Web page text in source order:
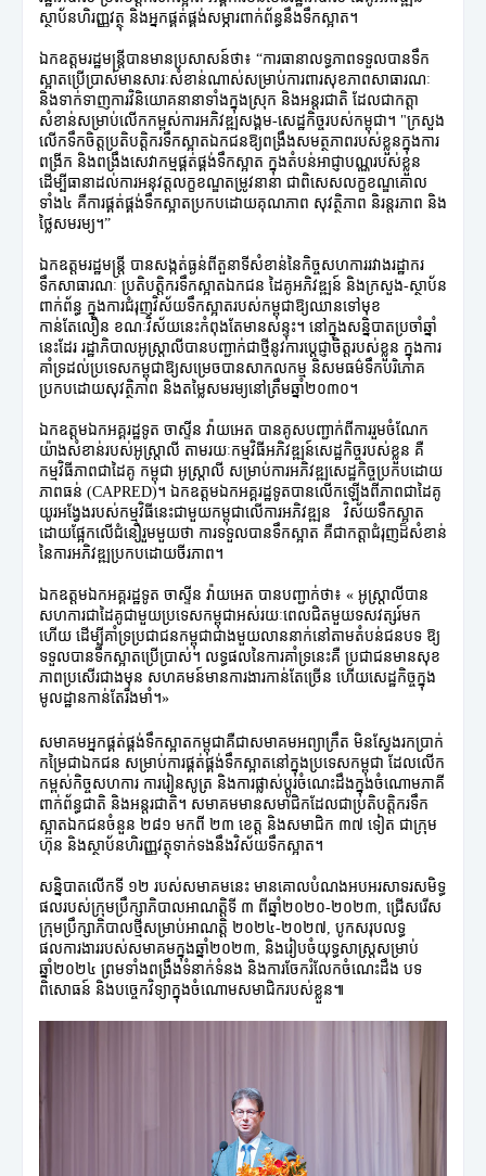
ស្ថាប័នហិរញ្ញវត្ថុ និងអ្នកផ្គត់ផ្គង់សម្ភារពាក់ព័ន្ធនឹងទឹកស្អាត។
ឯកឧត្តមរដ្ឋមន្ត្រីបានមានប្រសាសន៍ថា៖ “ការធានាលទ្ធភាពទទួលបានទឹក
ស្អាតប្រើប្រាស់មានសារៈសំខាន់ណាស់សម្រាប់ការពារសុខភាពសាធារណៈ
និងទាក់ទាញការវិនិយោគនានាទាំងក្នុងស្រុក និងអន្តរជាតិ ដែលជាកត្តា
សំខាន់សម្រាប់លើកកម្ពស់ការអភិវឌ្ឍសង្គម-សេដ្ឋកិច្ចរបស់កម្ពុជា។ "ក្រសួង
លើកទឹកចិត្តប្រតិបត្តិករទឹកស្អាតឯកជនឱ្យពង្រឹងសមត្ថភាពរបស់ខ្លួនក្នុងការ
ពង្រីក និងពង្រឹងសេវាកម្មផ្គត់ផ្គង់ទឹកស្អាត ក្នុងតំបន់អាជ្ញាបណ្ណរបស់ខ្លួន
ដើម្បីធានាដល់ការអនុវត្តលក្ខខណ្ឌតម្រូវនានា ជាពិសេសលក្ខខណ្ឌគោល
ទាំង៤ គឺការផ្គត់ផ្គង់ទឹកស្អាតប្រកបដោយគុណភាព សុវត្ថិភាព និរន្តរភាព និង
ថ្លៃសមរម្យ។”
ឯកឧត្តមរដ្ឋមន្ត្រី បានសង្កត់ធ្ងន់ពីតួនាទីសំខាន់នៃកិច្ចសហការរវាងរដ្ឋាករ
ទឹកសាធារណៈ ប្រតិបត្តិករទឹកស្អាតឯកជន ដៃគូអភិវឌ្ឍន៍ និងក្រសួង-ស្ថាប័ន
ពាក់ព័ន្ធ ក្នុងការជំរុញវិស័យទឹកស្អាតរបស់កម្ពុជាឱ្យឈានទៅមុខ
កាន់តែលឿន ខណៈវិស័យនេះកំពុងតែមានសន្ទុះ។ នៅក្នុងសន្និបាតប្រចាំឆ្នាំ
នេះដែរ រដ្ឋាភិបាលអូស្ត្រាលីបានបញ្ជាក់ជាថ្មីនូវការប្តេជ្ញាចិត្តរបស់ខ្លួន ក្នុងការ
គាំទ្រដល់ប្រទេសកម្ពុជាឱ្យសម្រេចបានសាកលកម្ម និសមធម៌ទឹកបរិភោគ
ប្រកបដោយសុវត្ថិភាព និងតម្លៃសមរម្យនៅត្រឹមឆ្នាំ២០៣០។
ឯកឧត្តមឯកអគ្គរដ្ឋទូត ចាស្ទីន វ៉ាយអេត បានគូសបញ្ជាក់ពីការរួមចំណែក
យ៉ាងសំខាន់របស់អូស្ត្រាលី តាមរយៈកម្មវិធីអភិវឌ្ឍន៍សេដ្ឋកិច្ចរបស់ខ្លួន គឺ
កម្មវិធីភាពជាដៃគូ កម្ពុជា អូស្រ្តាលី សម្រាប់ការអភិវឌ្ឍសេដ្ឋកិច្ចប្រកបដោយ
ភាពធន់ (CAPRED)។ ឯកឧត្តមឯកអគ្គរដ្ឋទូតបានលើកឡើងពីភាពជាដៃគូ
យូរអង្វែងរបស់កម្មវិធីនេះជាមួយកម្ពុជាលើការអភិវឌ្ឍន វិស័យទឹកស្អាត
ដោយផ្អែកលើជំនឿរួមមួយថា ការទទួលបានទឹកស្អាត គឺជាកត្តាជំរុញដ៏សំខាន់
នៃការអភិវឌ្ឍប្រកបដោយចីរភាព។
ឯកឧត្តមឯកអគ្គរដ្ឋទូត ចាស្ទីន វ៉ាយអេត បានបញ្ជាក់ថា៖ « អូស្ត្រាលីបាន
សហការជាដៃគូជាមួយប្រទេសកម្ពុជាអស់រយៈពេលជិតមួយទសវត្សរ៍មក
ហើយ ដើម្បីគាំទ្រប្រជាជនកម្ពុជាជាងមួយលាននាក់នៅតាមតំបន់ជនបទ ឱ្យ
ទទួលបានទឹកស្អាតប្រើប្រាស់។ លទ្ធផលនៃការគាំទ្រនេះគឺ ប្រជាជនមានសុខ
ភាពប្រសើរជាងមុន សហគមន៍មានការងារកាន់តែច្រើន ហើយសេដ្ឋកិច្ចក្នុង
មូលដ្ឋានកាន់តែរឹងមាំ។»
សមាគមអ្នកផ្គត់ផ្គង់ទឹកស្អាតកម្ពុជាគឺជាសមាគមអព្យាក្រឹត មិនស្វែងរកប្រាក់
កម្រៃជាឯកជន សម្រាប់ការផ្គត់ផ្គង់ទឹកស្អាតនៅក្នុងប្រទេសកម្ពុជា ដែលលើក
កម្ពស់កិច្ចសហការ ការរៀនសូត្រ និងការផ្លាស់ប្តូរចំណេះដឹងក្នុងចំណោមភាគី
ពាក់ព័ន្ធជាតិ និងអន្តរជាតិ។ សមាគមមានសមាជិកដែលជាប្រតិបត្តិករទឹក
ស្អាតឯកជនចំនួន ២៨១ មកពី ២៣ ខេត្ត និងសមាជិក ៣៧ ទៀត ជាក្រុម
ហ៊ុន និងស្ថាប័នហិរញ្ញវត្ថុទាក់ទងនឹងវិស័យទឹកស្អាត។
សន្និបាតលើកទី ១២ របស់សមាគមនេះ មានគោលបំណងអបអរសាទរសមិទ្ធ
ផលរបស់ក្រុមប្រឹក្សាភិបាលអាណត្តិទី ៣ ពីឆ្នាំ២០២០-២០២៣, ជ្រើសរើស
ក្រុមប្រឹក្សាភិបាលថ្មីសម្រាប់អាណត្តិ ២០២៤-២០២៧, បូកសរុបលទ្ធ
ផលការងាររបស់សមាគមក្នុងឆ្នាំ២០២៣, និងរៀបចំយុទ្ធសាស្រ្តសម្រាប់
ឆ្នាំ២០២៤ ព្រមទាំងពង្រឹងទំនាក់ទំនង និងការចែករំលែកចំណេះដឹង បទ
ពិសោធន៍ និងបច្ចេកវិទ្យាក្នុងចំណោមសមាជិករបស់ខ្លួន៕